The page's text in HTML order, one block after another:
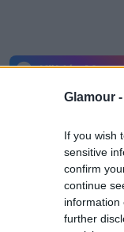
Glamour -
If you wish
sensitive
confirm
continue
information
further
Küldés
törte meg a
online térbe.
de
az utcán